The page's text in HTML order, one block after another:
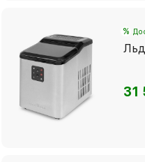
%
31